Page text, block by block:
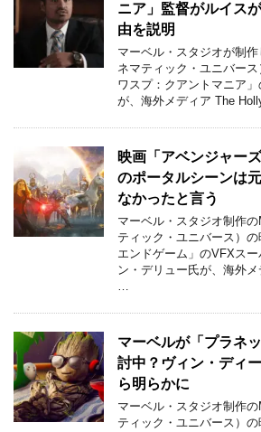
ニア」監督がルイス
由を説明
マーベル・スタジオが制
ネマティック・ユニバー
ワスプ：クアントマニア
が、海外メディア The
映画「アベンジャー
のポータルシーンは
なかったと言う
マーベル・スタジオ制作
ティック・ユニバース）
エンドゲーム」のVFXス
ン・デリュー氏が、海外
マーベルが「プラネ
討中？ヴィン・ディ
ら明らかに
マーベル・スタジオ制作
ティック・ユニバース）の